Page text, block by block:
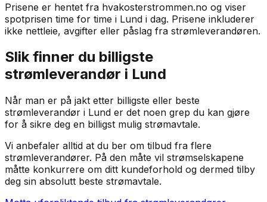
Prisene er hentet fra hvakosterstrommen.no og viser
spotprisen time for time i Lund i dag. Prisene inkluderer
ikke nettleie, avgifter eller påslag fra strømleverandøren.
Slik finner du billigste
strømleverandør i Lund
Når man er på jakt etter billigste eller beste
strømleverandør i Lund er det noen grep du kan gjøre
for å sikre deg en billigst mulig strømavtale.
Vi anbefaler alltid at du ber om tilbud fra flere
strømleverandører. På den måte vil strømselskapene
måtte konkurrere om ditt kundeforhold og dermed tilby
deg sin absolutt beste strømavtale.